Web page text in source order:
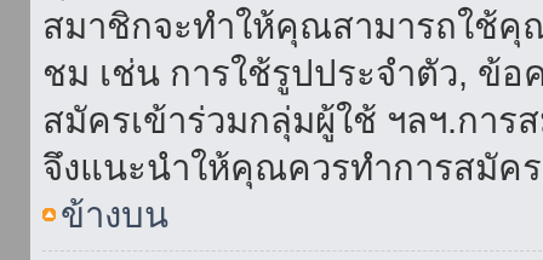
สมาชิกจะทำให้คุณสามารถใช้คุ
ชม เช่น การใช้รูปประจำตัว, ข้อ
สมัครเข้าร่วมกลุ่มผู้ใช้ ฯลฯ.การ
จึงแนะนำให้คุณควรทำการสมัค
ข้างบน